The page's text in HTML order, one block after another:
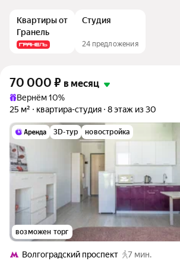
Квартиры от
Гранель
Студия
24 предложения
70 000 ₽ в месяц
Вернём 10%
25 м²
квартира-студия 8 этаж из 30
3D-тур новостройка
возможен торг
Волгоградский проспект
7 мин.